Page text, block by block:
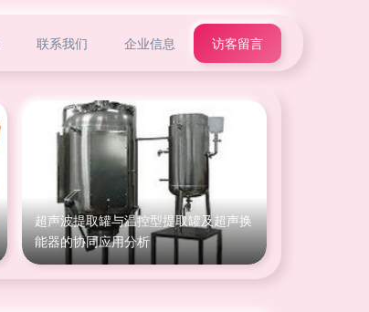
联系我们 企业信息 访客留言
超声波提取罐与温控型提取罐及超声换
能器的协同应用分析